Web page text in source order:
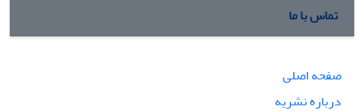
تماس با ما
صفحه اصلی
درباره نشریه